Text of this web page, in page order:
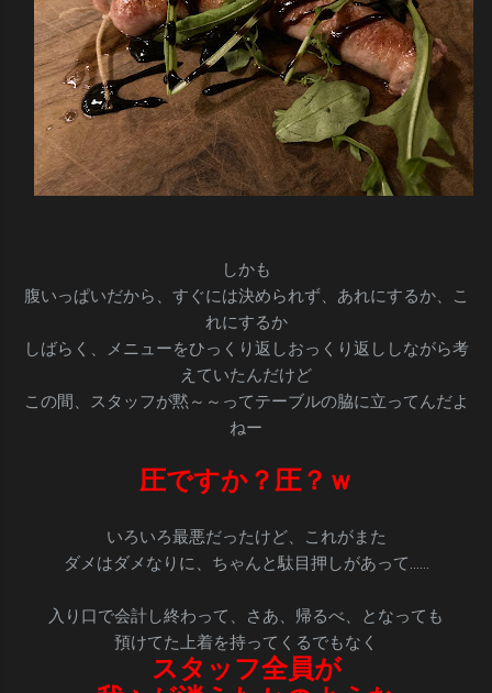
しかも
腹いっぱいだから、すぐには決められず、あれにするか、こ
れにするか
しばらく、メニューをひっくり返しおっくり返ししながら考
えていたんだけど
この間、スタッフが黙～～ってテーブルの脇に立ってんだよ
ねー
圧ですか？圧？ｗ
いろいろ最悪だったけど、これがまた
ダメはダメなりに、ちゃんと駄目押しがあって……
入り口で会計し終わって、さあ、帰るべ、となっても
預けてた上着を持ってくるでもなく
スタッフ全員が